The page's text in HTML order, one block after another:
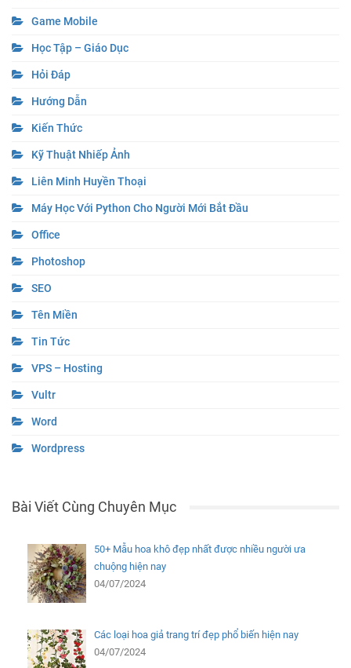
Game Mobile
Học Tập – Giáo Dục
Hỏi Đáp
Hướng Dẫn
Kiến Thức
Kỹ Thuật Nhiếp Ảnh
Liên Minh Huyền Thoại
Máy Học Với Python Cho Người Mới Bắt Đầu
Office
Photoshop
SEO
Tên Miền
Tin Tức
VPS – Hosting
Vultr
Word
Wordpress
Bài Viết Cùng Chuyên Mục
50+ Mẫu hoa khô đẹp nhất được nhiều người ưa
chuộng hiện nay
04/07/2024
Các loại hoa giả trang trí đẹp phổ biến hiện nay
04/07/2024